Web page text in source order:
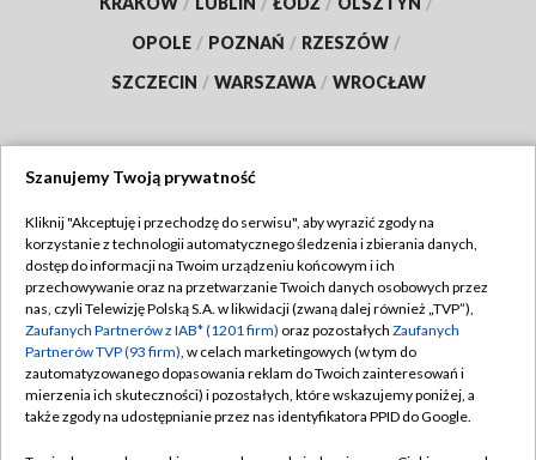
OPOLE / POZNAŃ / RZESZÓW /
SZCZECIN / WARSZAWA / WROCŁAW
TVP
Abonament TVP
Emisja w TVP
Centrum informacji TVP
Naziemna Telewizja Cyfrowa
Regulamin TVP
Polityka prywatności
Moje zgody
Pomoc
Szanujemy Twoją prywatność
Kliknij "Akceptuję i przechodzę do serwisu", aby wyrazić zgody na
korzystanie z technologii automatycznego śledzenia i zbierania danych,
dostęp do informacji na Twoim urządzeniu końcowym i ich
przechowywanie oraz na przetwarzanie Twoich danych osobowych przez
nas, czyli Telewizję Polską S.A. w likwidacji (zwaną dalej również „TVP”),
Zaufanych Partnerów z IAB* (1201 firm) oraz pozostałych Zaufanych
Partnerów TVP (93 firm), w celach marketingowych (w tym do
zautomatyzowanego dopasowania reklam do Twoich zainteresowań i
mierzenia ich skuteczności) i pozostałych, które wskazujemy poniżej, a
także zgody na udostępnianie przez nas identyfikatora PPID do Google.